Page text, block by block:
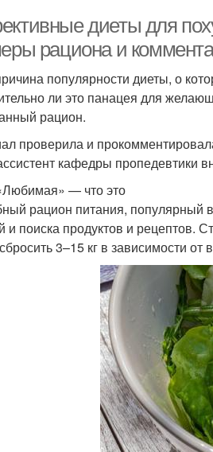
диеты для
рациона и
популярности диеты, о
ли это панацея для
рацион.
проверила и
кафедры пропедевтики
— что это
рацион питания, популярный
и поиска продуктов и рецептов.
3–15 кг в зависимости